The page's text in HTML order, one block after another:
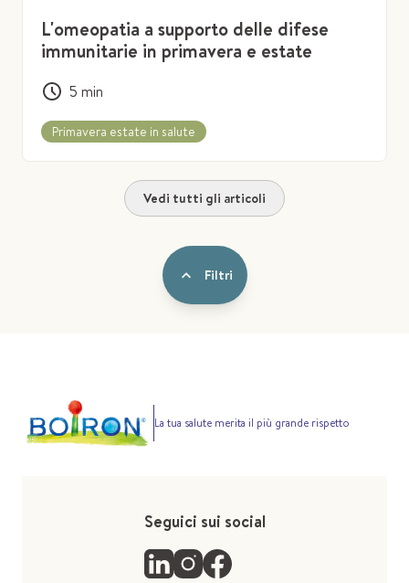
L'omeopatia a supporto delle difese
immunitarie in primavera e estate
5 min
Primavera estate in salute
Vedi tutti gli articoli
Filtri
La tua salute merita il più grande rispetto
Seguici sui social